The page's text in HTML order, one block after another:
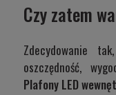
Czy zatem
Zdecydowanie
oszczędność,
Plafony LED